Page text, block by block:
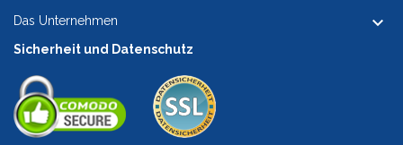
Das Unternehmen 
Sicherheit und Datenschutz